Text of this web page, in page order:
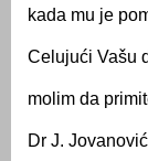
kada mu je
Celujući Vašu
molim da
Dr J. Jovanović